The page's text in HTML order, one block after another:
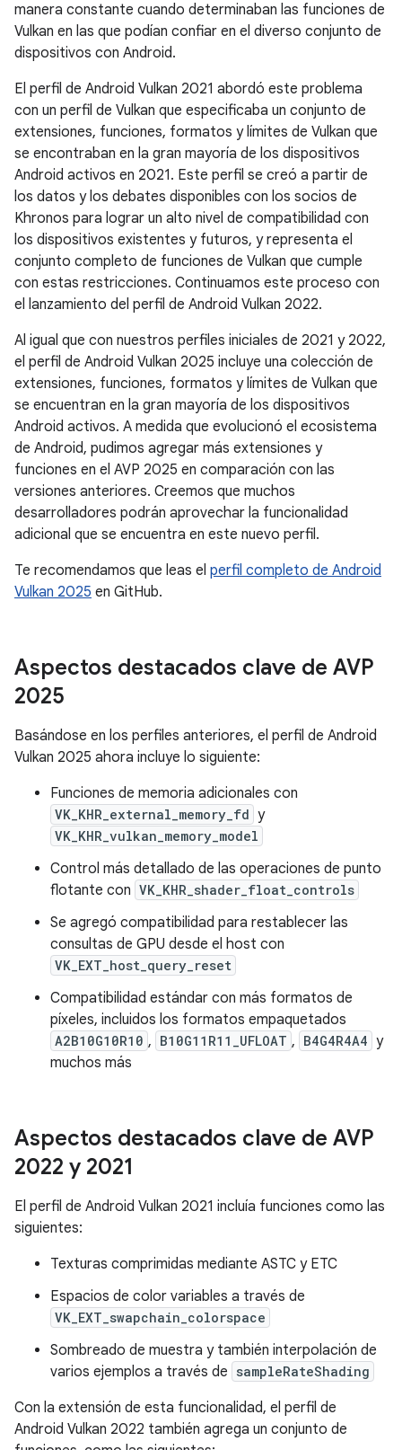
manera constante cuando determinaban las funciones de
Vulkan en las que podían confiar en el diverso conjunto de
dispositivos con Android.
El perfil de Android Vulkan 2021 abordó este problema
con un perfil de Vulkan que especificaba un conjunto de
extensiones, funciones, formatos y límites de Vulkan que
se encontraban en la gran mayoría de los dispositivos
Android activos en 2021. Este perfil se creó a partir de
los datos y los debates disponibles con los socios de
Khronos para lograr un alto nivel de compatibilidad con
los dispositivos existentes y futuros, y representa el
conjunto completo de funciones de Vulkan que cumple
con estas restricciones. Continuamos este proceso con
el lanzamiento del perfil de Android Vulkan 2022.
Al igual que con nuestros perfiles iniciales de 2021 y 2022,
el perfil de Android Vulkan 2025 incluye una colección de
extensiones, funciones, formatos y límites de Vulkan que
se encuentran en la gran mayoría de los dispositivos
Android activos. A medida que evolucionó el ecosistema
de Android, pudimos agregar más extensiones y
funciones en el AVP 2025 en comparación con las
versiones anteriores. Creemos que muchos
desarrolladores podrán aprovechar la funcionalidad
adicional que se encuentra en este nuevo perfil.
Te recomendamos que leas el perfil completo de Android
Vulkan 2025 en GitHub.
Aspectos destacados clave de AVP
2025
Basándose en los perfiles anteriores, el perfil de Android
Vulkan 2025 ahora incluye lo siguiente:
Funciones de memoria adicionales con
VK_KHR_external_memory_fd y
VK_KHR_vulkan_memory_model
Control más detallado de las operaciones de punto
flotante con VK_KHR_shader_float_controls
Se agregó compatibilidad para restablecer las
consultas de GPU desde el host con
VK_EXT_host_query_reset
Compatibilidad estándar con más formatos de
píxeles, incluidos los formatos empaquetados
A2B10G10R10 , B10G11R11_UFLOAT , B4G4R4A4 y
muchos más
Aspectos destacados clave de AVP
2022 y 2021
El perfil de Android Vulkan 2021 incluía funciones como las
siguientes:
Texturas comprimidas mediante ASTC y ETC
Espacios de color variables a través de
VK_EXT_swapchain_colorspace
Sombreado de muestra y también interpolación de
varios ejemplos a través de sampleRateShading
Con la extensión de esta funcionalidad, el perfil de
Android Vulkan 2022 también agrega un conjunto de